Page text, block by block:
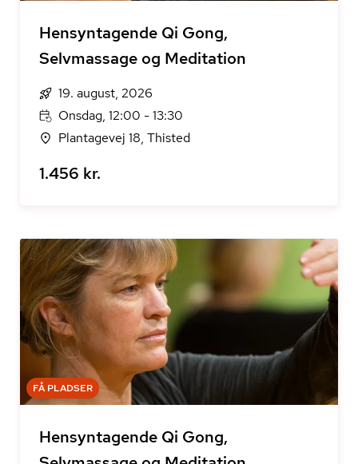
Hensyntagende Qi Gong,
Selvmassage og Meditation
19. august, 2026
Onsdag, 12:00 - 13:30
Plantagevej 18, Thisted
1.456 kr.
FÅ PLADSER
Hensyntagende Qi Gong,